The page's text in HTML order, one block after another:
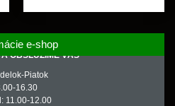
e-shop
OBSLÚŽIME VÁS
Piatok
16.30
11.00-12.00